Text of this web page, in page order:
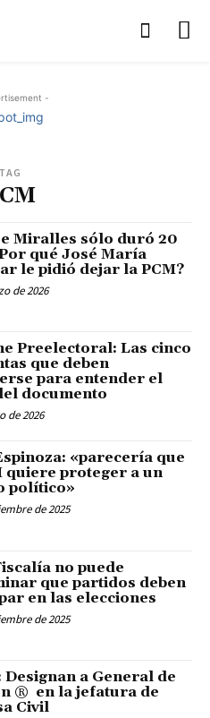
-
TAG
Miralles sólo duró 20
qué José María
le pidió dejar la PCM?
de 2026
Preelectoral: Las cinco
que deben
para entender el
documento
de 2026
«parecería que
quiere proteger a un
político»
de 2025
no puede
que partidos deben
en las elecciones
de 2025
a General de
® en la jefatura de
Civil